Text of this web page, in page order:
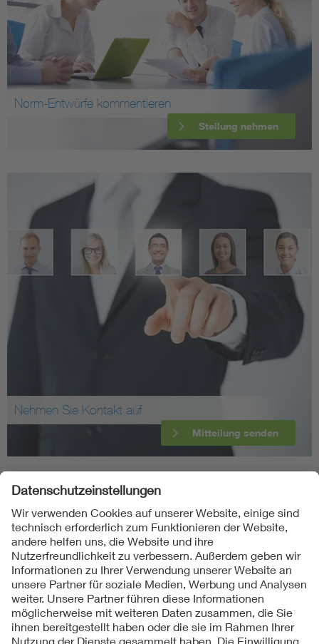
Norm-Entwürfe kommentieren
Stellung nehmen
Nehmen Sie Kontakt auf
Mitteilung senden
Folgen Sie uns